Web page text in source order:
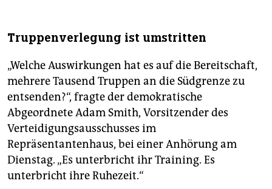
Truppenverlegung ist umstritten
„Welche Auswirkungen hat es auf die Bereitschaft,
mehrere Tausend Truppen an die Südgrenze zu
entsenden?“, fragte der demokratische
Abgeordnete Adam Smith, Vorsitzender des
Verteidigungsausschusses im
Repräsentantenhaus, bei einer Anhörung am
Dienstag. „Es unterbricht ihr Training. Es
unterbricht ihre Ruhezeit.“